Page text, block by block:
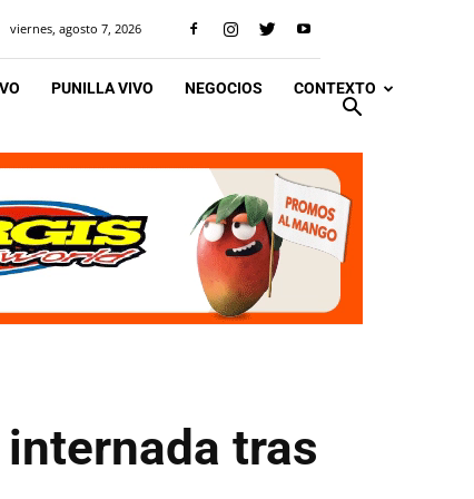
viernes, agosto 7, 2026
PUNILLA VIVO NEGOCIOS CONTEXTO
tras